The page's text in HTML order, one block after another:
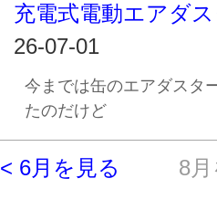
充電式電動エアダ
26-07-01
今までは缶のエアダスタ
たのだけど
< 6月を見る 8